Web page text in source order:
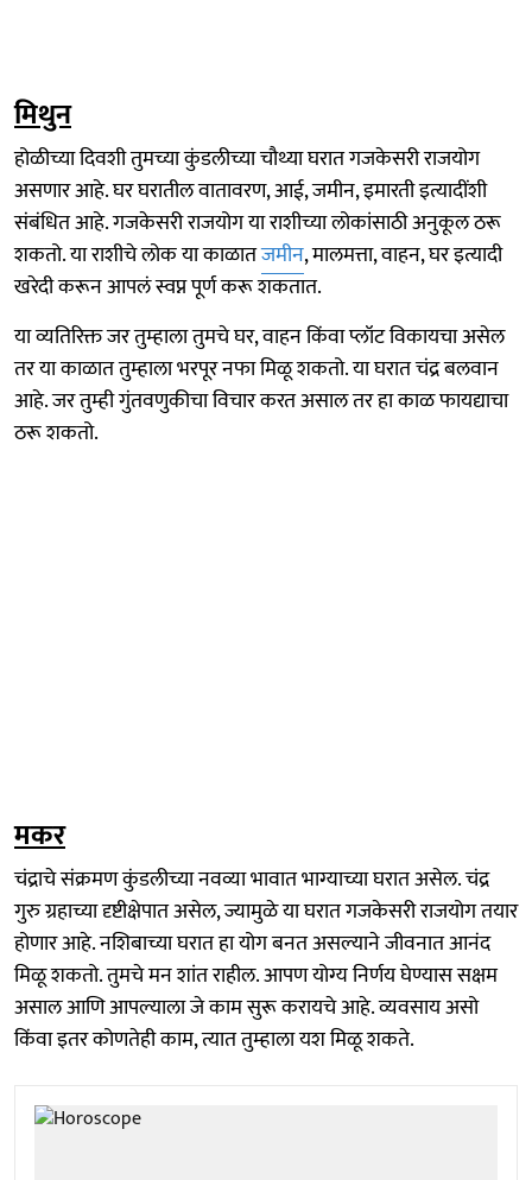
मिथुन
होळीच्या दिवशी तुमच्या कुंडलीच्या चौथ्या घरात गजकेसरी राजयोग
असणार आहे. घर घरातील वातावरण, आई, जमीन, इमारती इत्यादींशी
संबंधित आहे. गजकेसरी राजयोग या राशीच्या लोकांसाठी अनुकूल ठरू
शकतो. या राशीचे लोक या काळातजमीन, मालमत्ता, वाहन, घर इत्यादी
खरेदी करून आपलं स्वप्न पूर्ण करू शकतात.
या व्यतिरिक्त जर तुम्हाला तुमचे घर, वाहन किंवा प्लॉट विकायचा असेल
तर या काळात तुम्हाला भरपूर नफा मिळू शकतो. या घरात चंद्र बलवान
आहे. जर तुम्ही गुंतवणुकीचा विचार करत असाल तर हा काळ फायद्याचा
ठरू शकतो.
मकर
चंद्राचे संक्रमण कुंडलीच्या नवव्या भावात भाग्याच्या घरात असेल. चंद्र
गुरु ग्रहाच्या दृष्टीक्षेपात असेल, ज्यामुळे या घरात गजकेसरी राजयोग तयार
होणार आहे. नशिबाच्या घरात हा योग बनत असल्याने जीवनात आनंद
मिळू शकतो. तुमचे मन शांत राहील. आपण योग्य निर्णय घेण्यास सक्षम
असाल आणि आपल्याला जे काम सुरू करायचे आहे. व्यवसाय असो
किंवा इतर कोणतेही काम, त्यात तुम्हाला यश मिळू शकते.